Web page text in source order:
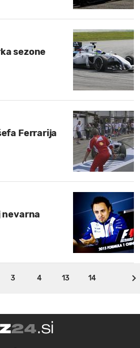
sezone
Ferrarija
nevarna
3 4 13 14